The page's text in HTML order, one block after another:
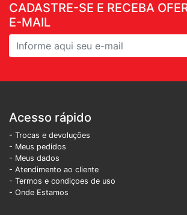
CADASTRE-SE E RECEBA
E-MAIL
Acesso rápido
- Trocas e devoluções
- Meus pedidos
- Meus dados
- Atendimento ao cliente
- Termos e condiçoes de uso
- Onde Estamos